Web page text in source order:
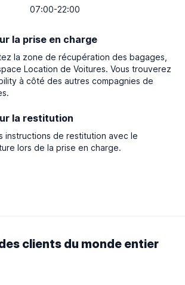
07:00-22:00
la prise en charge
la zone de récupération des bagages,
Location de Voitures. Vous trouverez
à côté des autres compagnies de
la restitution
instructions de restitution avec le
lors de la prise en charge.
clients du monde entier